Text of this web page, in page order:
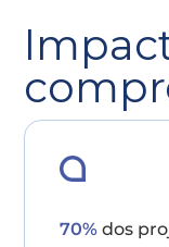
70% dos